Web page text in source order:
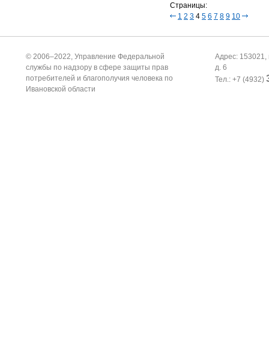
Страницы:
1 2 3 4 5 6 7 8 9 10
© 2006–2022, Управление Федеральной
службы по надзору в сфере защиты прав
потребителей и благополучия человека по
Ивановской области
Адрес: 153021,
д. 6
Тел.: +7 (4932)